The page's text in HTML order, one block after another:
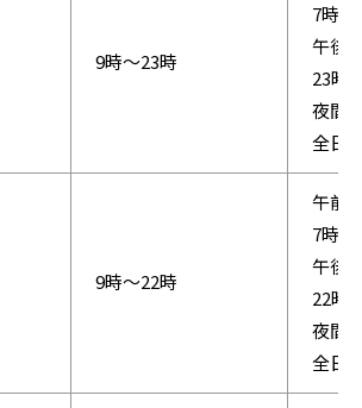
9時〜23時
7時
午後
23時
夜間
全日
9時〜22時
午前
7時
午後
22時
夜間
全日